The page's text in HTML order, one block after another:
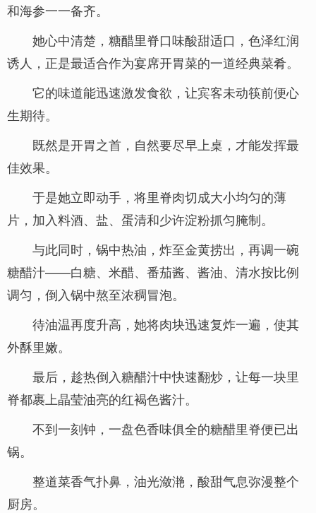
和海参一一备齐。
她心中清楚，糖醋里脊口味酸甜适口，色泽红润
诱人，正是最适合作为宴席开胃菜的一道经典菜肴。
它的味道能迅速激发食欲，让宾客未动筷前便心
生期待。
既然是开胃之首，自然要尽早上桌，才能发挥最
佳效果。
于是她立即动手，将里脊肉切成大小均匀的薄
片，加入料酒、盐、蛋清和少许淀粉抓匀腌制。
与此同时，锅中热油，炸至金黄捞出，再调一碗
糖醋汁——白糖、米醋、番茄酱、酱油、清水按比例
调匀，倒入锅中熬至浓稠冒泡。
待油温再度升高，她将肉块迅速复炸一遍，使其
外酥里嫩。
最后，趁热倒入糖醋汁中快速翻炒，让每一块里
脊都裹上晶莹油亮的红褐色酱汁。
不到一刻钟，一盘色香味俱全的糖醋里脊便已出
锅。
整道菜香气扑鼻，油光潋滟，酸甜气息弥漫整个
厨房。